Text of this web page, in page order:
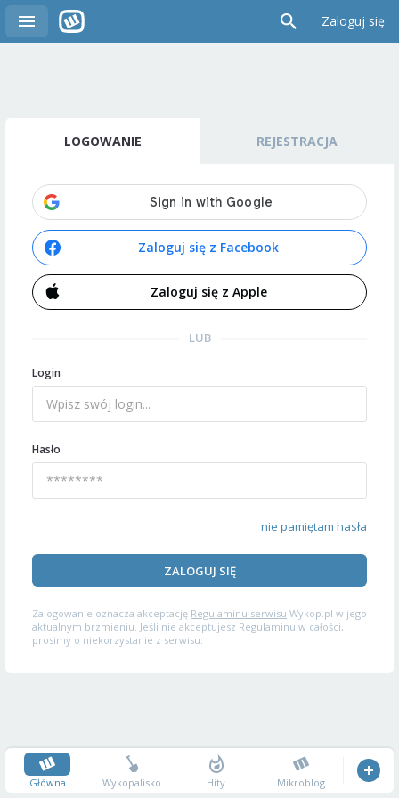
Zaloguj się
LOGOWANIE REJESTRACJA
Zaloguj się z Facebook
Zaloguj się z Apple
LUB
Login
Hasło
nie pamiętam hasła
ZALOGUJ SIĘ
Zalogowanie oznacza akceptację Regulaminu serwisu Wykop.pl w jego
aktualnym brzmieniu. Jeśli nie akceptujesz Regulaminu w całości,
prosimy o niekorzystanie z serwisu.
Główna Wykopalisko Hity Mikroblog